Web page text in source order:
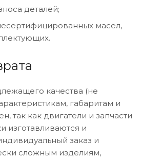
деталей;
масел,
качества (не
габаритам и
так как двигатели и запчасти
изготавливаются и
заказ и
сложным изделиям,